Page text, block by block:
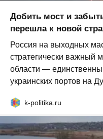
Добить мост и
перешла к новой
Россия на выходных
стратегически важный
области —
украинских портов на
k-politika.ru